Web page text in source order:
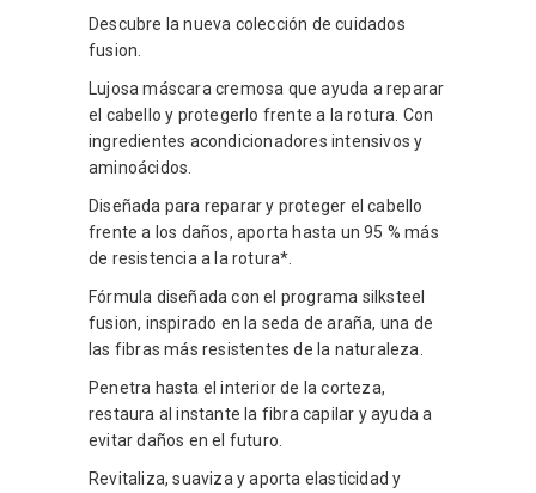
Descubre la nueva colección de cuidados
fusion.
Lujosa máscara cremosa que ayuda a reparar
el cabello y protegerlo frente a la rotura. Con
ingredientes acondicionadores intensivos y
aminoácidos.
Diseñada para reparar y proteger el cabello
frente a los daños, aporta hasta un 95 % más
de resistencia a la rotura*.
Fórmula diseñada con el programa silksteel
fusion, inspirado en la seda de araña, una de
las fibras más resistentes de la naturaleza.
Penetra hasta el interior de la corteza,
restaura al instante la fibra capilar y ayuda a
evitar daños en el futuro.
Revitaliza, suaviza y aporta elasticidad y